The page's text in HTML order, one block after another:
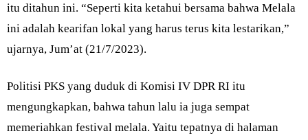
itu ditahun ini. “Seperti kita ketahui bersama bahwa Melala
ini adalah kearifan lokal yang harus terus kita lestarikan,”
ujarnya, Jum’at (21/7/2023).
Politisi PKS yang duduk di Komisi IV DPR RI itu
mengungkapkan, bahwa tahun lalu ia juga sempat
memeriahkan festival melala. Yaitu tepatnya di halaman